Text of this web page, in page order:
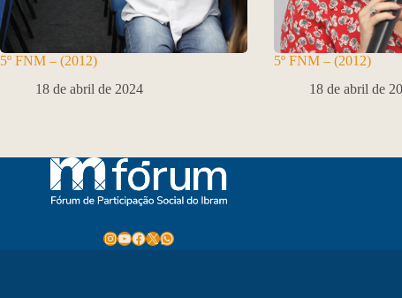
5º FNM – (2012)
18 de abril de 2024
5º FNM – (2012)
18 de abril de
Instagram
Youtube
Facebook
X WhatsApp